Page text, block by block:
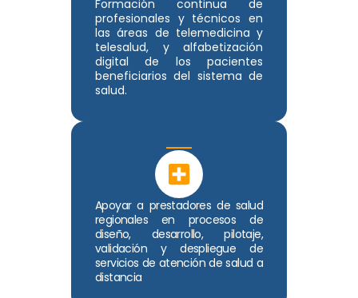
Formación continua de
profesionales y técnicos en
las áreas de telemedicina y
telesalud, y alfabetización
digital de los pacientes
beneficiarios del sistema de
salud.
Apoyar a prestadores de salud
regionales en procesos de
diseño, desarrollo, pilotaje,
validación y despliegue de
servicios de atención de salud a
distancia